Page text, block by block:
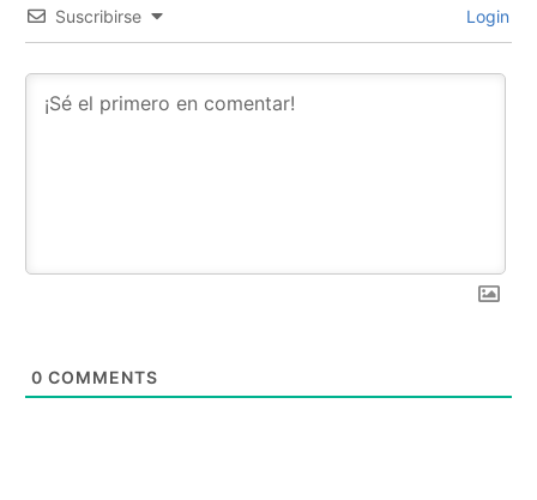
Suscribirse Login
0 COMMENTS